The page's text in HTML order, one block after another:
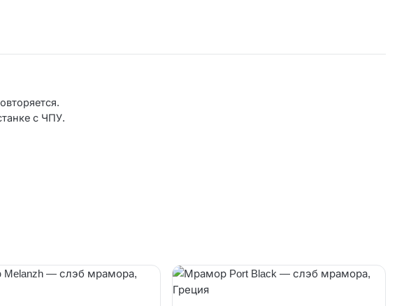
с ЧПУ.